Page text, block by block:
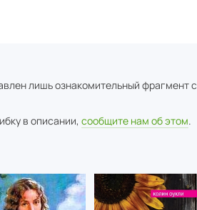
лишь ознакомительный фрагмент с
в описании, сообщите нам об этом.